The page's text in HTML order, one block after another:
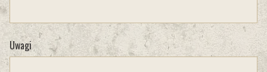
Uwagi